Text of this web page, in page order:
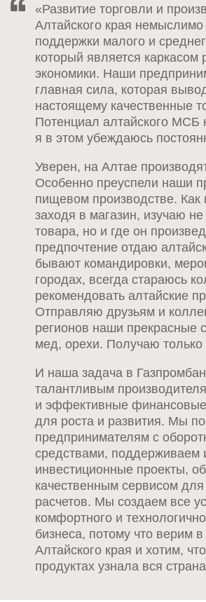
«Развитие торговли и
Алтайского края
поддержки малого и
который является каркасом
экономики. Наши
главная сила, которая
настоящему качественные
Потенциал алтайского МСБ
я в этом убеждаюсь
Уверен, на Алтае
Особенно преуспели наши
пищевом производстве.
заходя в магазин, изучаю не
товара, но и где он
предпочтение отдаю
бывают командировки,
городах, всегда стараюсь
рекомендовать алтайские
Отправляю друзьям и
регионов наши прекрасные
мед, орехи. Получаю
И наша задача в
талантливым
и эффективные
для роста и развития. Мы
предпринимателям с
средствами, поддерживаем
инвестиционные проекты,
качественным сервисом
расчетов. Мы создаем все
комфортного и
бизнеса, потому что верим
Алтайского края и хотим,
продуктах узнала вся